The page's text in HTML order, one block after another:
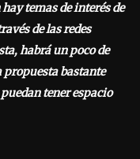
temas de interés de
de las redes
habrá un poco de
propuesta bastante
tener espacio